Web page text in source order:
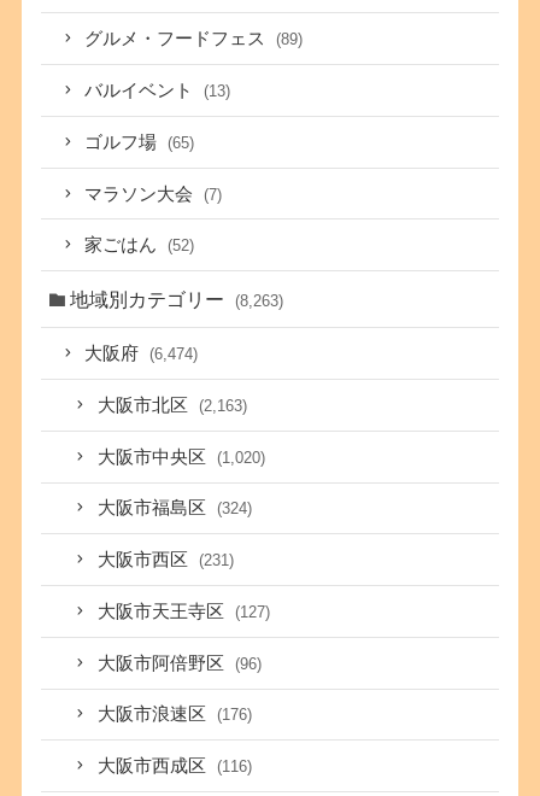
グルメ・フードフェス (89)
バルイベント (13)
ゴルフ場 (65)
マラソン大会 (7)
家ごはん (52)
地域別カテゴリー (8,263)
大阪府 (6,474)
大阪市北区 (2,163)
大阪市中央区 (1,020)
大阪市福島区 (324)
大阪市西区 (231)
大阪市天王寺区 (127)
大阪市阿倍野区 (96)
大阪市浪速区 (176)
大阪市西成区 (116)